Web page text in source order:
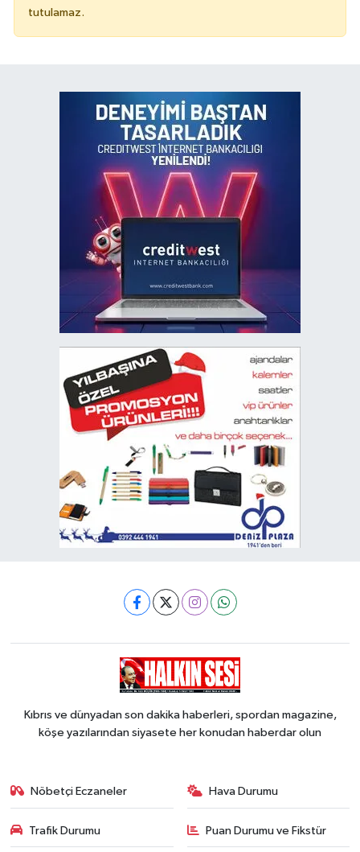
tutulamaz.
Kıbrıs ve dünyadan son dakika haberleri, spordan magazine,
köşe yazılarından siyasete her konudan haberdar olun
Nöbetçi Eczaneler Hava Durumu
Trafik Durumu Puan Durumu ve Fikstür